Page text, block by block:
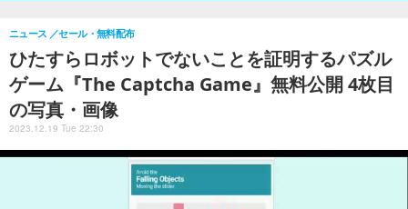
ひたすらロボットでないことを証明するパズル
ゲーム『The Captcha Game』無料公開 4枚目
の写真・画像
ニュース セール・無料配布
2023.12.19 Tue 22:30